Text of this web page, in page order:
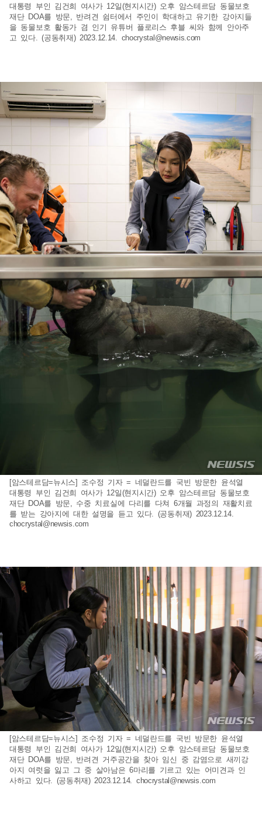
대통령 부인 김건희 여사가 12일(현지시간) 오후 암스테르담 동물보호
재단 DOA를 방문, 반려견 쉼터에서 주인이 학대하고 유기한 강아지들
을 동물보호 활동가 겸 인기 유튜버 플로리스 후블 씨와 함께 안아주
고 있다. (공동취재) 2023.12.14. chocrystal@newsis.com
[암스테르담=뉴시스] 조수정 기자 = 네덜란드를 국빈 방문한 윤석열
대통령 부인 김건희 여사가 12일(현지시간) 오후 암스테르담 동물보호
재단 DOA를 방문, 수중 치료실에 다리를 다쳐 6개월 과정의 재활치료
를 받는 강아지에 대한 설명을 듣고 있다. (공동취재) 2023.12.14.
chocrystal@newsis.com
[암스테르담=뉴시스] 조수정 기자 = 네덜란드를 국빈 방문한 윤석열
대통령 부인 김건희 여사가 12일(현지시간) 오후 암스테르담 동물보호
재단 DOA를 방문, 반려견 거주공간을 찾아 임신 중 감염으로 새끼강
아지 여럿을 잃고 그 중 살아남은 6마리를 기르고 있는 어미견과 인
사하고 있다. (공동취재) 2023.12.14. chocrystal@newsis.com